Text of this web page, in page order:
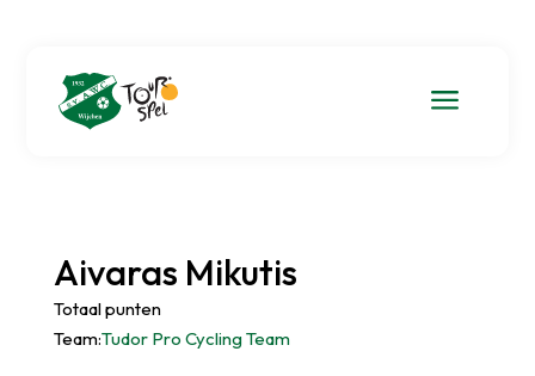
a
Aivaras Mikutis
Totaal punten
Team:Tudor Pro Cycling Team